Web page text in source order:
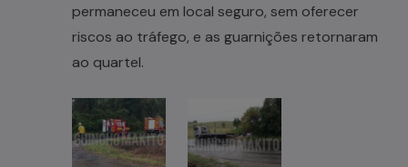
permaneceu em local seguro, sem oferecer
riscos ao tráfego, e as guarnições retornaram
ao quartel.